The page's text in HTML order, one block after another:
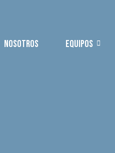
NOSOTROS EQUIPOS